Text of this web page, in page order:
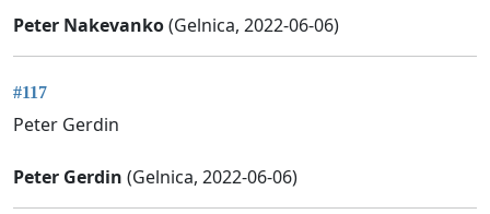
Peter Nakevanko(Gelnica, 2022-06-06)
#117
Peter Gerdin
Peter Gerdin (Gelnica, 2022-06-06)